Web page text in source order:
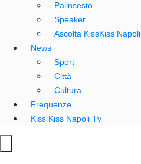
Palinsesto
Speaker
Ascolta KissKiss Napoli
News
Sport
Città
Cultura
Frequenze
Kiss Kiss Napoli Tv